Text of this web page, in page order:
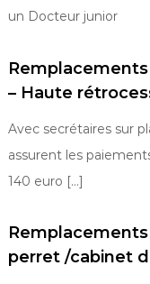
un Docteur junior
– Haute
Avec secrétaires sur
assurent les
140 euro […]
perret /cabinet